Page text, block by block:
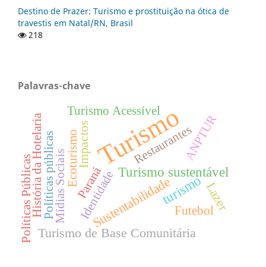
Destino de Prazer: Turismo e prostituição na ótica de
travestis em Natal/RN, Brasil
218
Palavras-chave
Turismo
Turismo sustentável
turismo
Impactos
Lazer
Sustentabilidade
Turismo de Base Comunitária
Ecoturismo
Mídias Sociais
Políticas públicas
Turismo Acessível
Restaurantes
Paraná
Políticas Públicas Identidade
História da Hotelaria Futebol
ANPTUR